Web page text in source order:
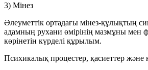
3) Мінез
Әлеуметтік ортадағы мінез-құлықтың
адамның рухани өмірінің мазмұны мен
көрінетін күрделі құрылым.
Психикалық процестер, қасиеттер және